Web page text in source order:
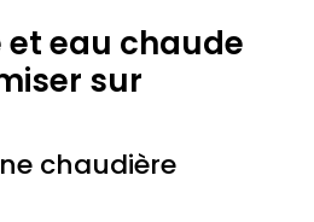
eau chaude
sur
chaudière